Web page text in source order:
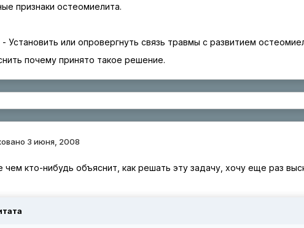
признаки остеомиелита.
- Установить или опровергнуть связь травмы с развитием
почему принято такое решение.
3 июня, 2008
кто-нибудь объяснит, как решать эту задачу, хочу еще раз